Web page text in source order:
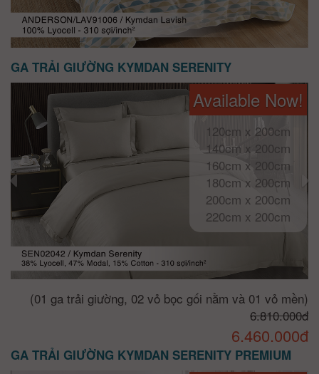
GA TRẢI GIƯỜNG KYMDAN SERENITY
Available Now!
120cm x 200cm
140cm x 200cm
160cm x 200cm
180cm x 200cm
200cm x 200cm
220cm x 200cm
(01 ga trải giường, 02 vỏ bọc gối nằm và 01 vỏ mền)
6.810.000đ
6.460.000đ
GA TRẢI GIƯỜNG KYMDAN SERENITY PREMIUM